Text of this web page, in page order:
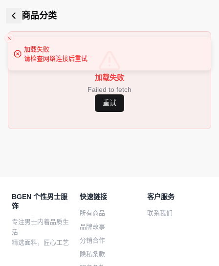
商品分类
加载失败
Failed to fetch
重试
BGEN 个性男士服
饰
专注男士内着品质生
活
精选面料，匠心工艺
快速链接
所有商品
品牌故事
分销合作
隐私条款
客户服务
联系我们
请检查网络连接后重试